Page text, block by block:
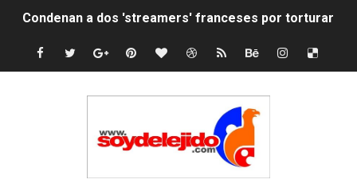
Condenan a dos 'streamers' franceses por torturar
Nuevo Código Penal: hasta 20 años de cárcel por
Tasa del dólar jueves 06 de agosto de 2026
Indomet pronostica temperaturas de hasta 35 °C para